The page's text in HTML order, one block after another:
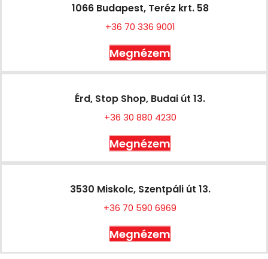
1066 Budapest, Teréz krt. 58
+36 70 336 9001
Megnézem
Érd, Stop Shop, Budai út 13.
+36 30 880 4230
Megnézem
3530 Miskolc, Szentpáli út 13.
+36 70 590 6969
Megnézem